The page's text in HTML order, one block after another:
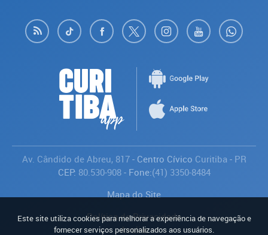
Av. Cândido de Abreu, 817- Centro Cívico Curitiba- PR
CEP: 80.530-908- Fone:(41) 3350-8484
Mapa do Site
Política de Privacidade
Avaliar
Este site utiliza cookies para melhorar a experiência de navegação e
fornecer serviços personalizados aos usuários.